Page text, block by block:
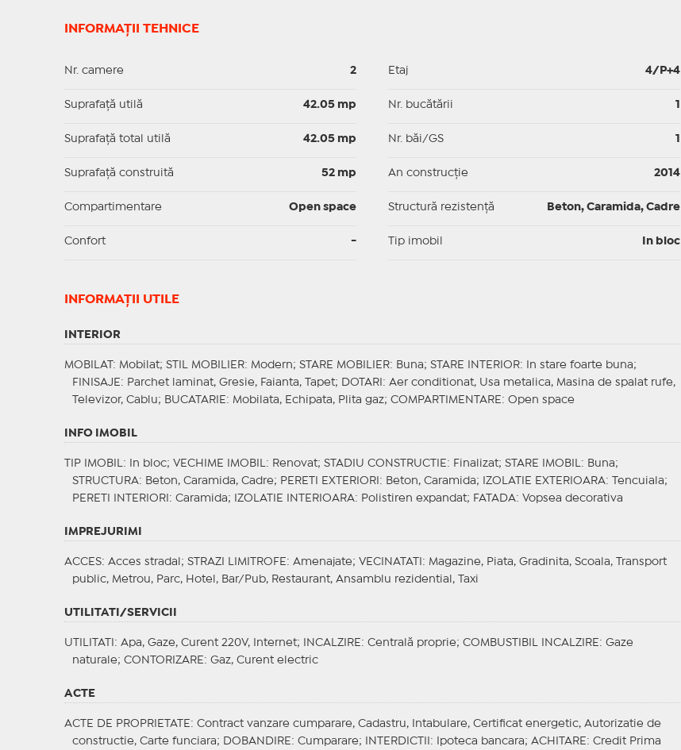
INFORMAȚII TEHNICE
Nr. camere 2
Suprafaţă utilă 42.05 mp
Suprafaţă total utilă 42.05 mp
Suprafaţă construită 52 mp
Compartimentare Open space
Confort -
Etaj 4/P+4
Nr. bucătării
Nr. băi/GS
An construcție 2014
Structură rezistență Beton, Caramida, Cadre
Tip imobil In bloc
INFORMAŢII UTILE
INTERIOR
MOBILAT : Mobilat; STIL MOBILIER: Modern; STARE MOBILIER: Buna; STARE INTERIOR: In stare foarte buna;
FINISAJE : Parchet laminat, Gresie, Faianta, Tapet; DOTARI : Aer conditionat, Usa metalica, Masina de spalat rufe,
Televizor, Cablu; BUCATARIE : Mobilata, Echipata, Plita gaz; COMPARTIMENTARE : Open space
INFO IMOBIL
TIP IMOBIL : In bloc; VECHIME IMOBIL : Renovat; STADIU CONSTRUCTIE : Finalizat; STARE IMOBIL
: Buna;
STRUCTURA: Beton, Caramida, Cadre; PERETI EXTERIORI : Beton, Caramida; IZOLATIE EXTERIOARA: Tencuiala;
PERETI INTERIORI : Caramida; IZOLATIE INTERIOARA: Polistiren expandat; FATADA: Vopsea decorativa
IMPREJURIMI
ACCES: Acces stradal; STRAZI LIMITROFE : Amenajate; VECINATATI
: Magazine, Piata, Gradinita, Scoala, Transport
public, Metrou, Parc, Hotel, Bar/Pub, Restaurant, Ansamblu rezidential, Taxi
UTILITATI/SERVICII
UTILITATI : Apa, Gaze, Curent 220V, Internet; INCALZIRE : Centrală proprie; COMBUSTIBIL INCALZIRE : Gaze
naturale; CONTORIZARE : Gaz, Curent electric
ACTE
ACTE DE PROPRIETATE : Contract vanzare cumparare, Cadastru, Intabulare, Certificat energetic, Autorizatie de
constructie, Carte funciara;
DOBANDIRE : Cumparare; INTERDICTII : Ipoteca bancara; ACHITARE : Credit Prima